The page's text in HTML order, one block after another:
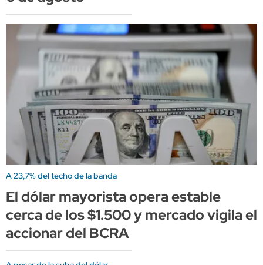
A 23,7% del techo de la banda
El dólar mayorista opera estable
cerca de los $1.500 y mercado vigila el
accionar del BCRA